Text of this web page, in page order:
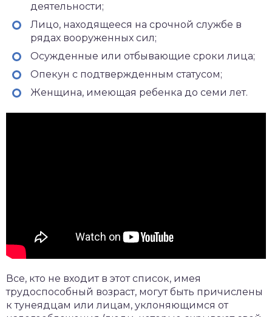
деятельности;
Лицо, находящееся на срочной службе в
рядах вооруженных сил;
Осужденные или отбывающие сроки лица;
Опекун с подтвержденным статусом;
Женщина, имеющая ребенка до семи лет.
Все, кто не входит в этот список, имея
трудоспособный возраст, могут быть причислены
к тунеядцам или лицам, уклоняющимся от